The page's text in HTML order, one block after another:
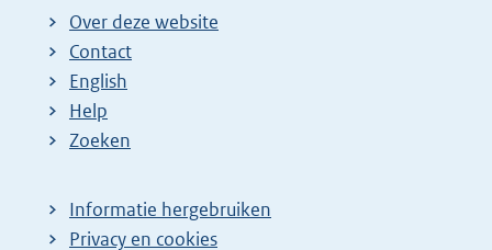
Over deze website
Contact
English
Help
Zoeken
Informatie hergebruiken
Privacy en cookies